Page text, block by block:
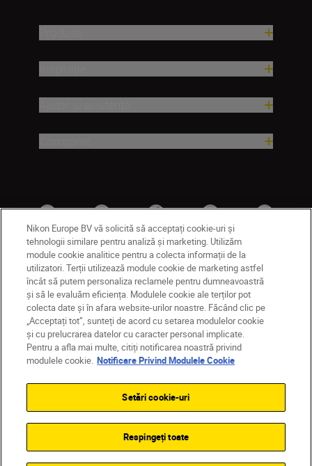
MD Nikon Sites
Contactaţi-ne
Politică de confidențialitate
Termeni de utilizare
Notificare privind modulele cookie
Setări cookie
© 2026 Nikon
Back to top
Nikon Europe BV vă solicită să acceptați cookie-uri și
tehnologii similare pentru analiză și marketing. Utilizăm
module cookie analitice pentru a colecta informații de la
utilizatori. Terții utilizează module cookie de marketing astfel
încât să putem personaliza reclamele pentru dumneavoastră
și să le evaluăm eficiența. Modulele cookie ale terților pot
colecta date și în afara website-urilor noastre. Făcând clic pe
„Acceptați tot”, sunteți de acord cu setarea modulelor cookie
și cu prelucrarea datelor cu caracter personal implicate.
Pentru a afla mai multe, citiți notificarea noastră privind
modulele cookie. Notificare Privind Modulele Cookie
Setări cookie-uri
Respingeți toate